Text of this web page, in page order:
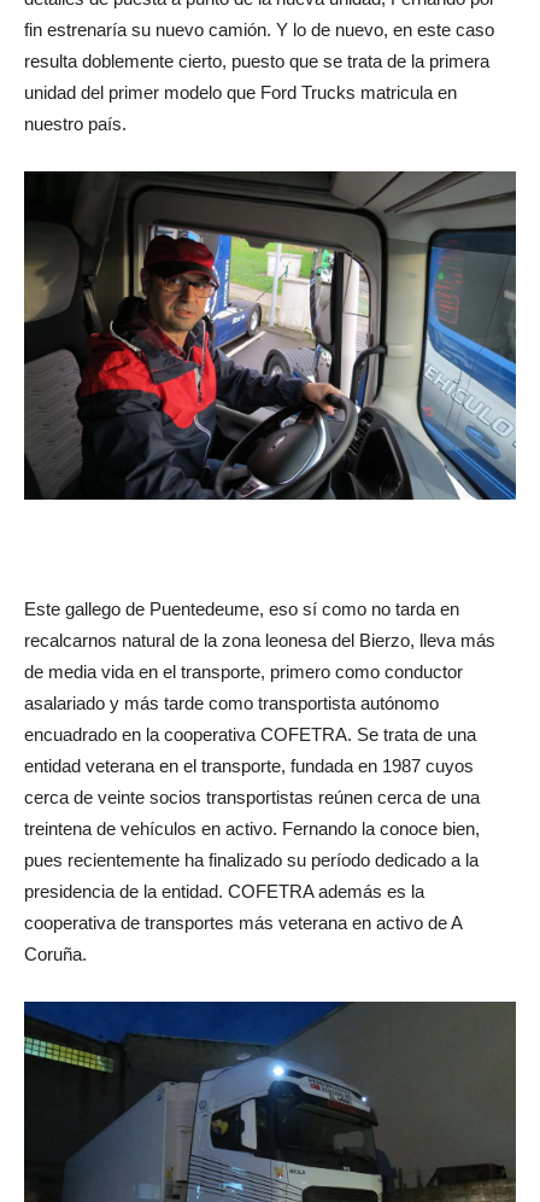
fin estrenaría su nuevo camión. Y lo de nuevo, en este caso
resulta doblemente cierto, puesto que se trata de la primera
unidad del primer modelo que Ford Trucks matricula en
nuestro país.
Este gallego de Puentedeume, eso sí como no tarda en
recalcarnos natural de la zona leonesa del Bierzo, lleva más
de media vida en el transporte, primero como conductor
asalariado y más tarde como transportista autónomo
encuadrado en la cooperativa COFETRA. Se trata de una
entidad veterana en el transporte, fundada en 1987 cuyos
cerca de veinte socios transportistas reúnen cerca de una
treintena de vehículos en activo. Fernando la conoce bien,
pues recientemente ha finalizado su período dedicado a la
presidencia de la entidad. COFETRA además es la
cooperativa de transportes más veterana en activo de A
Coruña.